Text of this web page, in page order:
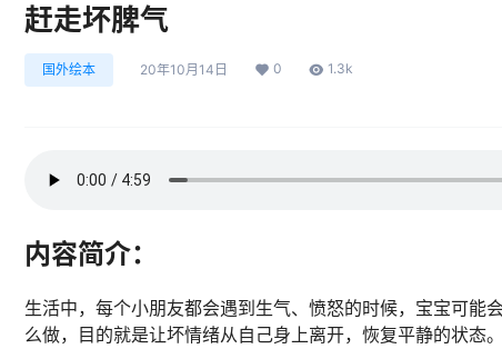
赶走坏脾气
国外绘本 20年10月14日 0 1.3k
内容简介：
生活中，每个小朋友都会遇到生气、愤怒的时候，宝宝可能
么做，目的就是让坏情绪从自己身上离开，恢复平静的状态